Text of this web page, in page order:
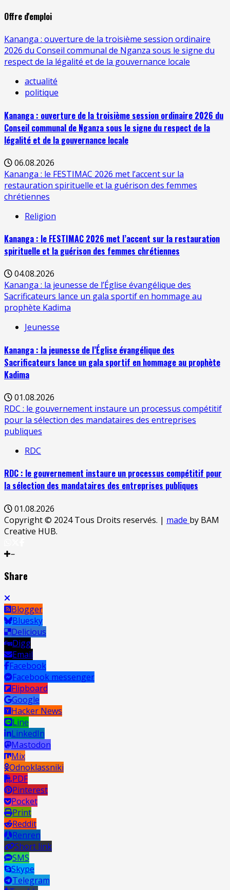
Offre d'emploi
Kananga : ouverture de la troisième session ordinaire
2026 du Conseil communal de Nganza sous le signe du
respect de la légalité et de la gouvernance locale
actualité
politique
Kananga : ouverture de la troisième session ordinaire 2026 du
Conseil communal de Nganza sous le signe du respect de la
légalité et de la gouvernance locale
06.08.2026
Kananga : le FESTIMAC 2026 met l’accent sur la
restauration spirituelle et la guérison des femmes
chrétiennes
Religion
Kananga : le FESTIMAC 2026 met l’accent sur la restauration
spirituelle et la guérison des femmes chrétiennes
04.08.2026
Kananga : la jeunesse de l’Église évangélique des
Sacrificateurs lance un gala sportif en hommage au
prophète Kadima
Jeunesse
Kananga : la jeunesse de l’Église évangélique des
Sacrificateurs lance un gala sportif en hommage au prophète
Kadima
01.08.2026
RDC : le gouvernement instaure un processus compétitif
pour la sélection des mandataires des entreprises
publiques
RDC
RDC : le gouvernement instaure un processus compétitif pour
la sélection des mandataires des entreprises publiques
01.08.2026
Copyright © 2024 Tous Droits reservés. | made by BAM
Creative HUB.
Share
Blogger
Bluesky
Delicious
Digg
Email
Facebook
Facebook messenger
Flipboard
Google
Hacker News
Line
LinkedIn
Mastodon
Mix
Odnoklassniki
PDF
Pinterest
Pocket
Print
Reddit
Renren
Short link
SMS
Skype
Telegram